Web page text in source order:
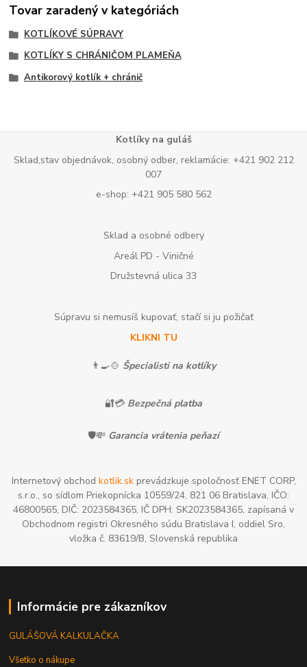
Tovar zaradený v kategóriách
KOTLÍKOVÉ SÚPRAVY
KOTLÍKY S CHRÁNIČOM PLAMEŇA
Antikorový kotlík + chránič
Kotlíky na guláš
Sklad,stav objednávok, osobný odber, reklamácie: +421 902 212
007
e-shop: +421 905 580 562
Sklad a osobné odbery
Areál PD - Viničné
Družstevná ulica 33
Súpravu si nemusíš kupovať, stačí si ju požičať
KLIKNI TU
👨‍🍳🍲 Špecialisti na kotlíky
🔐💳 Bezpečná platba
🛡️💸 Garancia vrátenia peňazí
Internetový obchod kotlik.skprevádzkuje spoločnosť ENET CORP,
s.r.o., so sídlom Priekopnícka 10559/24, 821 06 Bratislava, IČO:
46800565, DIČ: 2023584365, IČ DPH: SK2023584365, zapísaná v
Obchodnom registri Okresného súdu Bratislava I, oddiel Sro,
vložka č. 83619/B, Slovenská republika
Informácie pre zákazníkov
GULÁŠOVÁ KALKULAČKA
Všetko o nákupe